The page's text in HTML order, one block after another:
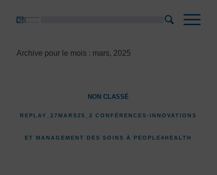
Archive pour le mois : mars, 2025
NON CLASSÉ
REPLAY_27MARS25_2 CONFÉRENCES-INNOVATIONS
ET MANAGEMENT DES SOINS À PEOPLE4HEALTH